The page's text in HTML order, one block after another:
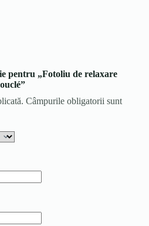
pentru „Fotoliu de relaxare
Câmpurile obligatorii sunt